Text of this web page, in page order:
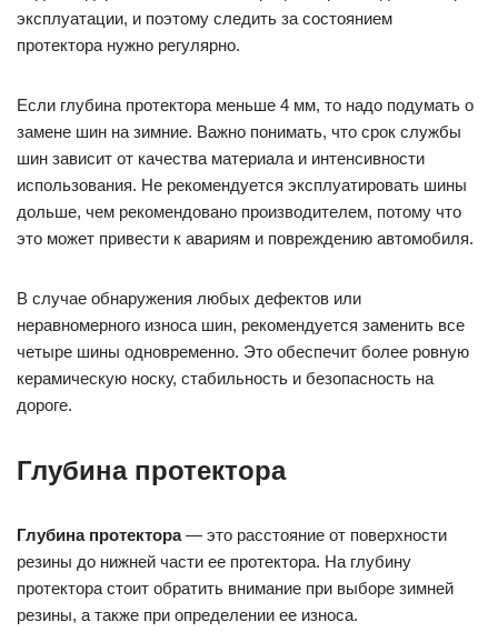
эксплуатации, и поэтому следить за состоянием
протектора нужно регулярно.
Если глубина протектора меньше 4 мм, то надо подумать о
замене шин на зимние. Важно понимать, что срок службы
шин зависит от качества материала и интенсивности
использования. Не рекомендуется эксплуатировать шины
дольше, чем рекомендовано производителем, потому что
это может привести к авариям и повреждению автомобиля.
В случае обнаружения любых дефектов или
неравномерного износа шин, рекомендуется заменить все
четыре шины одновременно. Это обеспечит более ровную
керамическую носку, стабильность и безопасность на
дороге.
Глубина протектора
Глубина протектора— это расстояние от поверхности
резины до нижней части ее протектора. На глубину
протектора стоит обратить внимание при выборе зимней
резины, а также при определении ее износа.